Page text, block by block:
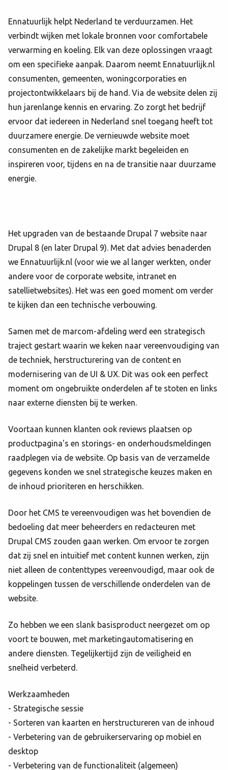
Ennatuurlijk helpt Nederland te verduurzamen. Het
verbindt wijken met lokale bronnen voor comfortabele
verwarming en koeling. Elk van deze oplossingen vraagt
om een specifieke aanpak. Daarom neemt Ennatuurlijk.nl
consumenten, gemeenten, woningcorporaties en
projectontwikkelaars bij de hand. Via de website delen zij
hun jarenlange kennis en ervaring. Zo zorgt het bedrijf
ervoor dat iedereen in Nederland snel toegang heeft tot
duurzamere energie. De vernieuwde website moet
consumenten en de zakelijke markt begeleiden en
inspireren voor, tijdens en na de transitie naar duurzame
energie.
Het upgraden van de bestaande Drupal 7 website naar
Drupal 8 (en later Drupal 9). Met dat advies benaderden
we Ennatuurlijk.nl (voor wie we al langer werkten, onder
andere voor de corporate website, intranet en
satellietwebsites). Het was een goed moment om verder
te kijken dan een technische verbouwing.
Samen met de marcom-afdeling werd een strategisch
traject gestart waarin we keken naar vereenvoudiging van
de techniek, herstructurering van de content en
modernisering van de UI & UX. Dit was ook een perfect
moment om ongebruikte onderdelen af te stoten en links
naar externe diensten bij te werken.
Voortaan kunnen klanten ook reviews plaatsen op
productpagina's en storings- en onderhoudsmeldingen
raadplegen via de website. Op basis van de verzamelde
gegevens konden we snel strategische keuzes maken en
de inhoud prioriteren en herschikken.
Door het CMS te vereenvoudigen was het bovendien de
bedoeling dat meer beheerders en redacteuren met
Drupal CMS zouden gaan werken. Om ervoor te zorgen
dat zij snel en intuïtief met content kunnen werken, zijn
niet alleen de contenttypes vereenvoudigd, maar ook de
koppelingen tussen de verschillende onderdelen van de
website.
Zo hebben we een slank basisproduct neergezet om op
voort te bouwen, met marketingautomatisering en
andere diensten. Tegelijkertijd zijn de veiligheid en
snelheid verbeterd.
Werkzaamheden
- Strategische sessie
- Sorteren van kaarten en herstructureren van de inhoud
- Verbetering van de gebruikerservaring op mobiel en
desktop
- Verbetering van de functionaliteit (algemeen)